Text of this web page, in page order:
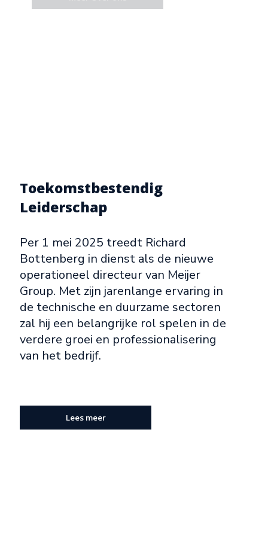
Toekomstbestendig
Leiderschap
Per 1 mei 2025 treedt Richard
Bottenberg in dienst als de nieuwe
operationeel directeur van Meijer
Group. Met zijn jarenlange ervaring in
de technische en duurzame sectoren
zal hij een belangrijke rol spelen in de
verdere groei en professionalisering
van het bedrijf.
Lees meer